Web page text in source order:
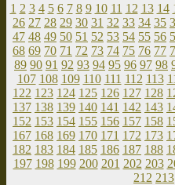
1 2 3 4 5 6 7 8 9 10 11 12 13 14
26 27 28 29 30 31 32 33 34 35
47 48 49 50 51 52 53 54 55 56
68 69 70 71 72 73 74 75 76 77
89 90 91 92 93 94 95 96 97 98
107 108 109 110 111 112 113
122 123 124 125 126 127 128
137 138 139 140 141 142 143
152 153 154 155 156 157 158
167 168 169 170 171 172 173
182 183 184 185 186 187 188
197 198 199 200 201 202 203
212 213